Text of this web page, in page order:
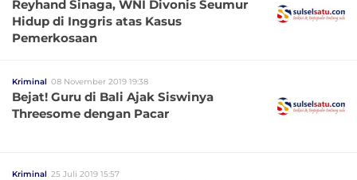
Reyhand Sinaga, WNI Divonis Seumur
Hidup di Inggris atas Kasus
Pemerkosaan
Kriminal 08 November 2019 19:38
Bejat! Guru di Bali Ajak Siswinya
Threesome dengan Pacar
Kriminal 25 Juli 2019 15:57